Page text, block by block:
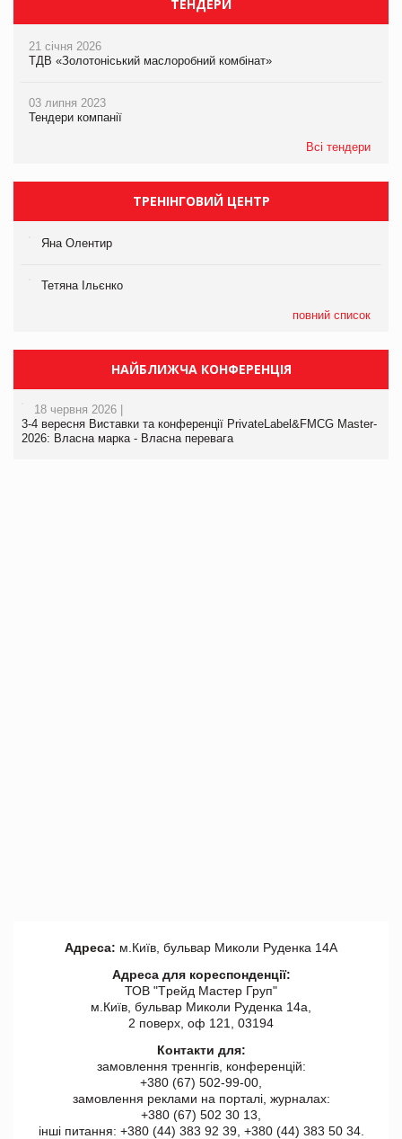
ТЕНДЕРИ
21 січня 2026
ТДВ «Золотоніський маслоробний комбінат»
03 липня 2023
Тендери компанії
Всі тендери
ТРЕНІНГОВИЙ ЦЕНТР
Яна Олентир
Тетяна Ільєнко
повний список
НАЙБЛИЖЧА КОНФЕРЕНЦІЯ
18 червня 2026 |
3-4 вересня Виставки та конференції PrivateLabel&FMCG Master-
2026: Власна марка - Власна перевага
Адреса: м.Київ, бульвар Миколи Руденка 14А
Адреса для кореспонденції:
ТОВ "Tрейд Мастер Груп"
м.Київ, бульвар Миколи Руденка 14а,
2 поверх, оф 121, 03194
Контакти для:
замовлення треннгів, конференцій:
+380 (67) 502-99-00,
замовлення реклами на порталі, журналах:
+380 (67) 502 30 13,
інші питання: +380 (44) 383 92 39, +380 (44) 383 50 34.